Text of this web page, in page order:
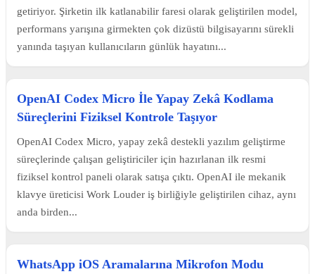
getiriyor. Şirketin ilk katlanabilir faresi olarak geliştirilen model,
performans yarışına girmekten çok dizüstü bilgisayarını sürekli
yanında taşıyan kullanıcıların günlük hayatını...
OpenAI Codex Micro İle Yapay Zekâ Kodlama
Süreçlerini Fiziksel Kontrole Taşıyor
OpenAI Codex Micro, yapay zekâ destekli yazılım geliştirme
süreçlerinde çalışan geliştiriciler için hazırlanan ilk resmi
fiziksel kontrol paneli olarak satışa çıktı. OpenAI ile mekanik
klavye üreticisi Work Louder iş birliğiyle geliştirilen cihaz, aynı
anda birden...
WhatsApp iOS Aramalarına Mikrofon Modu